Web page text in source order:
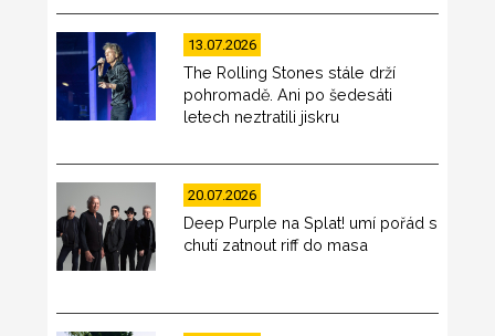
13.07.2026
The Rolling Stones stále drží
pohromadě. Ani po šedesáti
letech neztratili jiskru
20.07.2026
Deep Purple na Splat! umí pořád s
chutí zatnout riff do masa